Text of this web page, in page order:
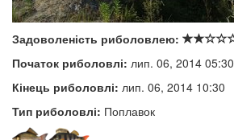
Задоволеність риболовлею:
Початок риболовлі: лип. 06, 2014 05:30
Кінець риболовлі: лип. 06, 2014 10:30
Тип риболовлі: Поплавок